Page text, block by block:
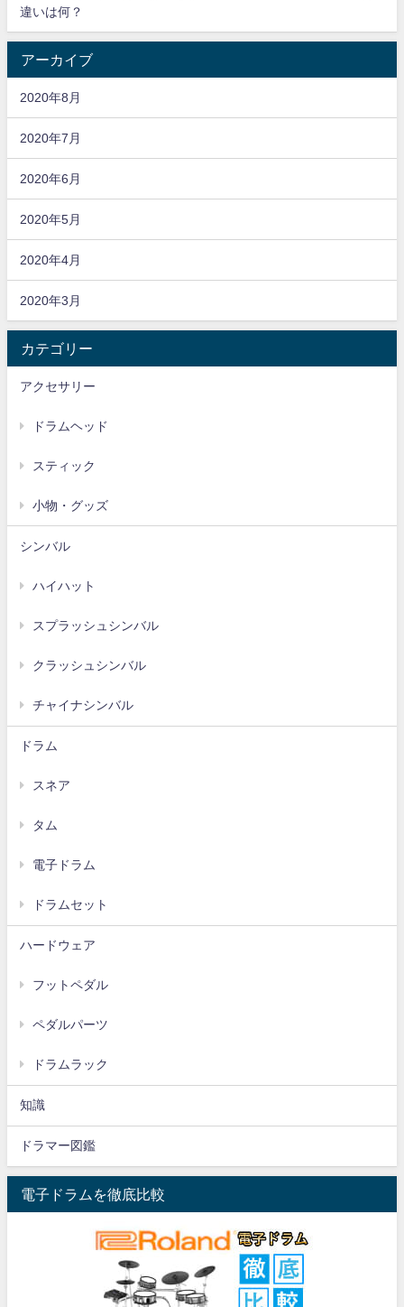
違いは何？
アーカイブ
2020年8月
2020年7月
2020年6月
2020年5月
2020年4月
2020年3月
カテゴリー
アクセサリー
ドラムヘッド
スティック
小物・グッズ
シンバル
ハイハット
スプラッシュシンバル
クラッシュシンバル
チャイナシンバル
ドラム
スネア
タム
電子ドラム
ドラムセット
ハードウェア
フットペダル
ペダルパーツ
ドラムラック
知識
ドラマー図鑑
電子ドラムを徹底比較